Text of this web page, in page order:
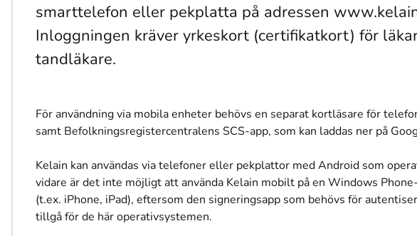
smarttelefon eller pekplatta på adressen
Inloggningen kräver yrkeskort (certifikatkort) för
tandläkare.
För användning via mobila enheter behövs en separat kortläsare för
samt Befolkningsregistercentralens SCS-app, som kan laddas ner på
Kelain kan användas via telefoner eller pekplattor med Android som
vidare är det inte möjligt att använda Kelain mobilt på en Windows
(t.ex. iPhone, iPad), eftersom den signeringsapp som behövs för
tillgå för de här operativsystemen.